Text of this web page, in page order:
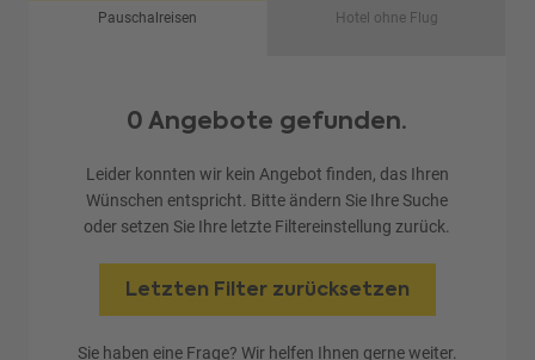
Pauschalreisen Hotel ohne Flug
0 Angebote gefunden.
Leider konnten wir kein Angebot finden, das Ihren
Wünschen entspricht. Bitte ändern Sie Ihre Suche
oder setzen Sie Ihre letzte Filtereinstellung zurück.
Letzten Filter zurücksetzen
Sie haben eine Frage? Wir helfen Ihnen gerne weiter.